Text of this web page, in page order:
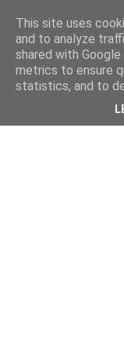
This site uses
and to analyze
shared with
metrics to ensure
statistics, and to